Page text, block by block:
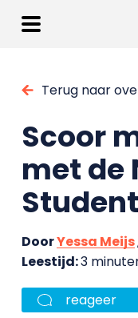
Terug naar
Scoor
met de
DoorYessa Meijs
Leestijd:3
reageer